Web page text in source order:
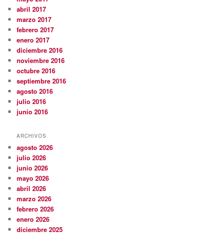
abril 2017
marzo 2017
febrero 2017
enero 2017
diciembre 2016
noviembre 2016
octubre 2016
septiembre 2016
agosto 2016
julio 2016
junio 2016
ARCHIVOS
agosto 2026
julio 2026
junio 2026
mayo 2026
abril 2026
marzo 2026
febrero 2026
enero 2026
diciembre 2025